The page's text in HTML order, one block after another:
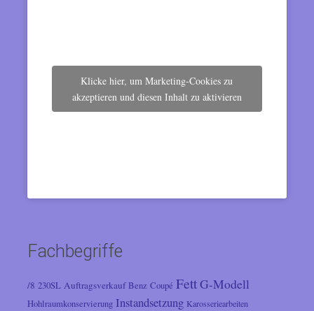
Klicke hier, um Marketing-Cookies zu
akzeptieren und diesen Inhalt zu aktivieren
Fachbegriffe
/8 230SL Auftragsverkauf Benz Coupé FettG-Modell
Hohlraumkonservierung Instandsetzung Karosseriearbeiten